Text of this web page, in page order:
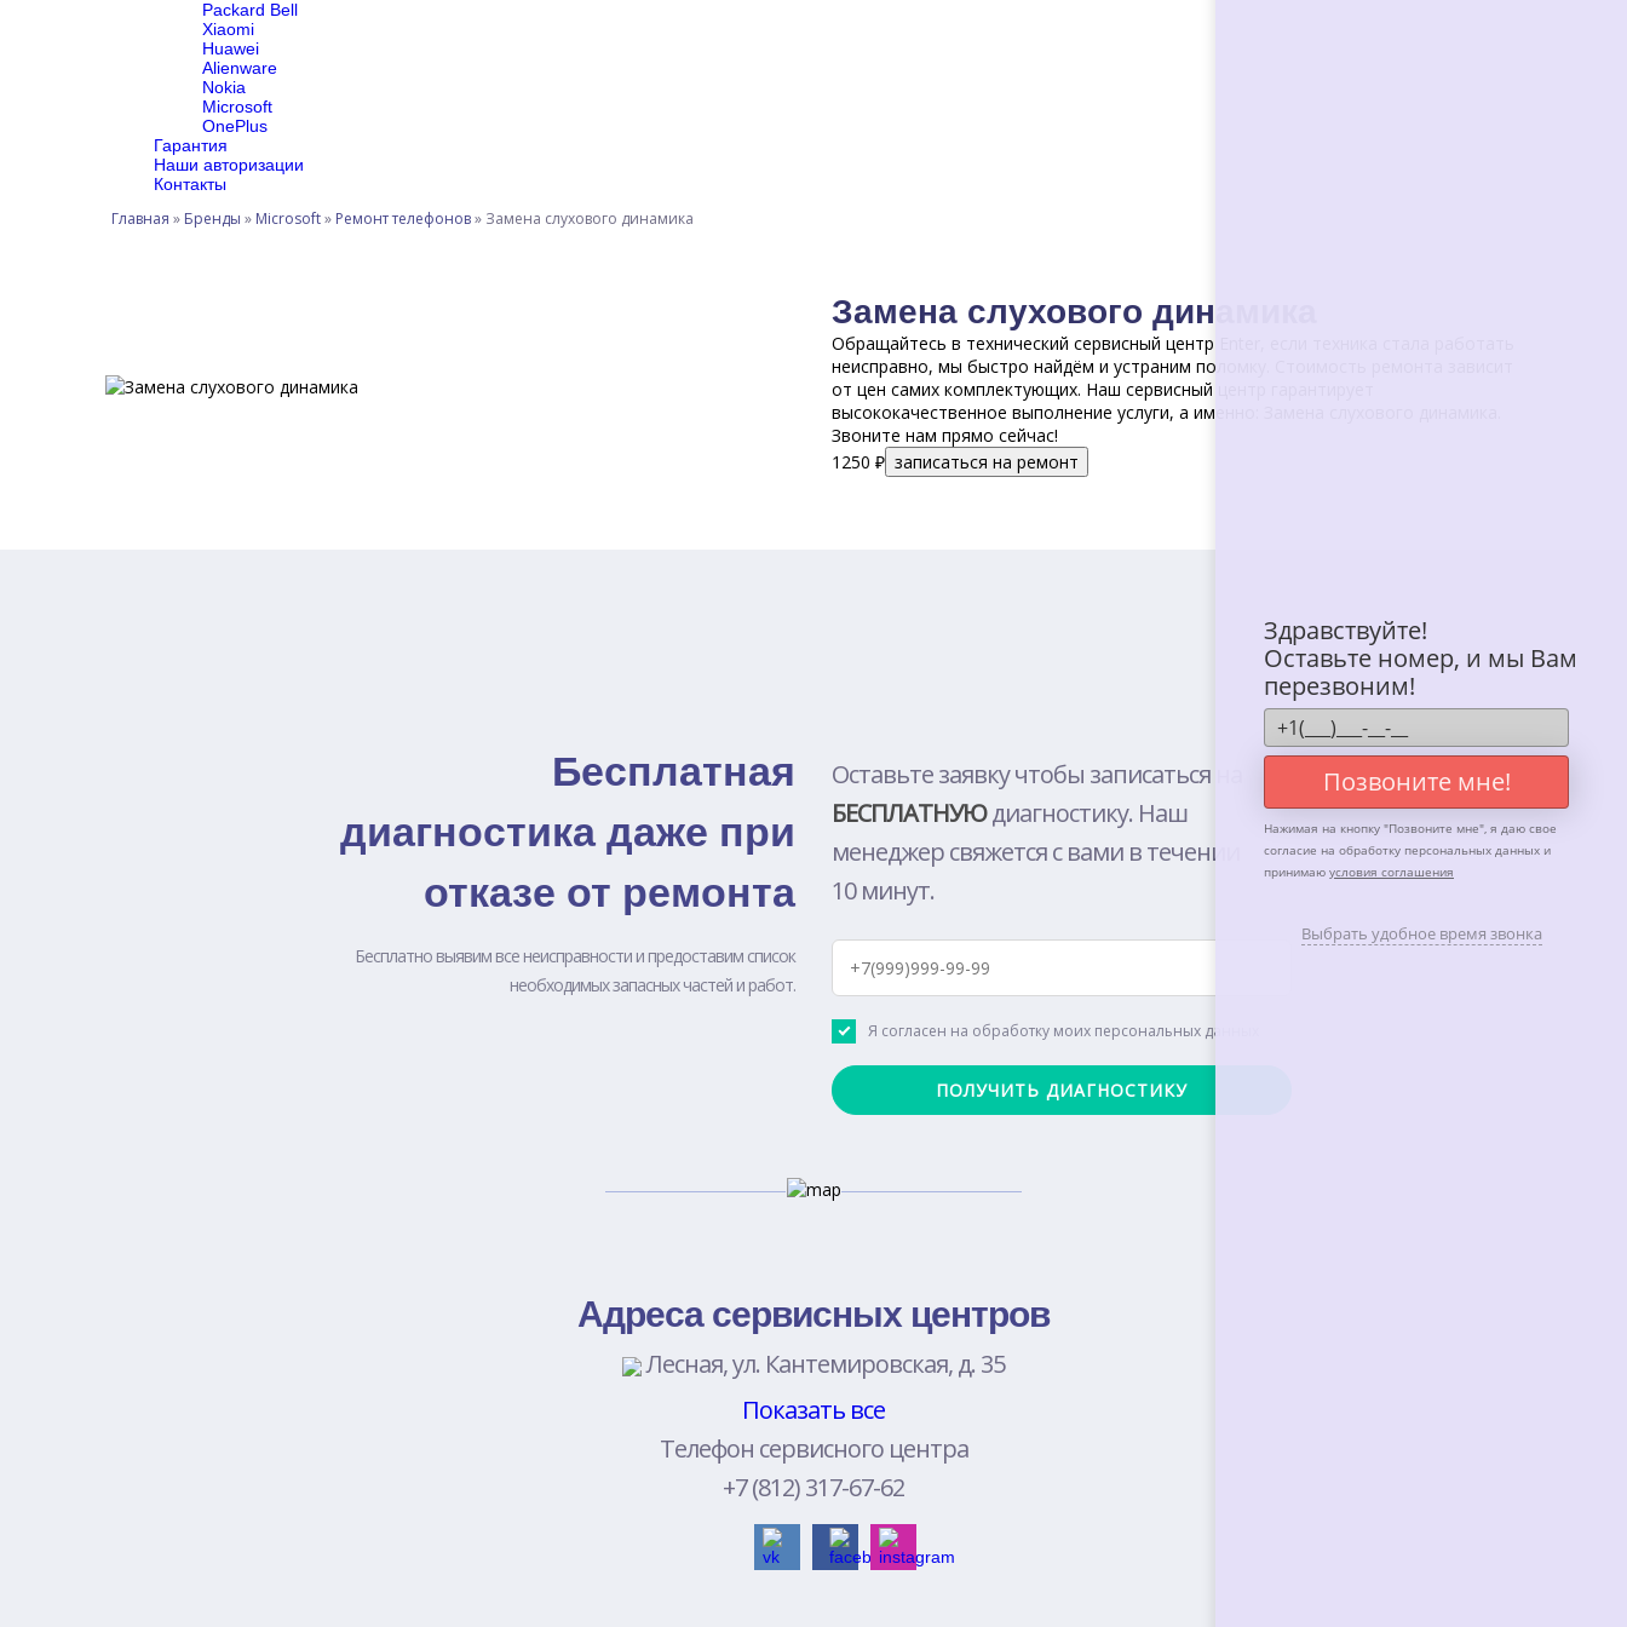
Packard Bell
Xiaomi
Huawei
Alienware
Nokia
Microsoft
OnePlus
Гарантия
Наши авторизации
Контакты
Главная » Бренды » Microsoft» Ремонт телефонов» Замена слухового динамика
Замена слухового динамика
Обращайтесь в технический сервисный центр Enter, если техника стала работать
неисправно, мы быстро найдём и устраним поломку. Стоимость ремонта зависит
от цен самих комплектующих. Наш сервисный центр гарантирует
высококачественное выполнение услуги, а именно: Замена слухового динамика.
Звоните нам прямо сейчас!
1250 ₽ записаться на ремонт
Бесплатная
диагностика даже при
отказе от ремонта
Бесплатно выявим все неисправности и предоставим список
необходимых запасных частей и работ.
Оставьте заявку чтобы записаться на
БЕСПЛАТНУЮдиагностику. Наш
менеджер свяжется с вами в течении
10 минут.
Я согласен на обработку моих персональных данных
Адреса сервисных центров
Лесная, ул. Кантемировская, д. 35
Показать все
Телефон сервисного центра
+7 (812) 317-67-62
Здравствуйте!
Оставьте номер, и мы Вам
перезвоним!
Позвоните мне!
Нажимая на кнопку "Позвоните мне", я даю свое
согласие на обработку персональных данных и
принимаю условия соглашения
Выбрать удобное время звонка